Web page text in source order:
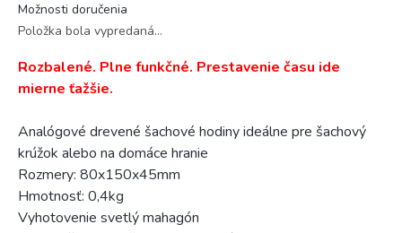
Možnosti doručenia
Položka bola vypredaná…
Rozbalené. Plne funkčné. Prestavenie času ide
mierne ťažšie.
Analógové drevené šachové hodiny ideálne pre šachový
krúžok alebo na domáce hranie
Rozmery: 80x150x45mm
Hmotnosť: 0,4kg
Vyhotovenie svetlý mahagón